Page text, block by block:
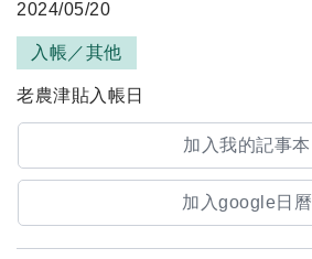
2024/05/20
入帳／其他
老農津貼入帳日
加入我的記事本
加入google日曆